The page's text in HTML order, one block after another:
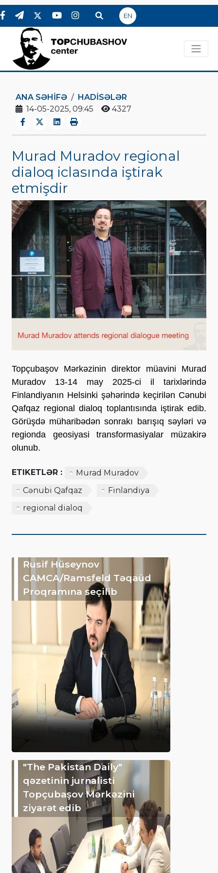
EN
ANA SƏHIFƏ
HADİSƏLƏR
14-05-2025, 09:45
4327
Murad Muradov regional
dialoq iclasında iştirak
etmişdir
Topçubaşov Mərkəzinin direktor müavini Murad
Muradov 13-14 may 2025-ci il tarixlərində
Finlandiyanın Helsinki şəhərində keçirilən Cənubi
Qafqaz regional dialoq toplantısında iştirak edib.
Görüşdə müharibədən sonrakı barışıq səyləri və
regionda geosiyasi transformasiyalar müzakirə
olunub.
ETIKETLƏR :
Murad Muradov
Cənubi Qafqaz
Finlandiya
regional dialoq
Rusif Hüseynov
CAMCA/Ramsfeld Təqaüd
Proqramına seçilib
"The Pakistan Daily"
qəzetinin jurnalisti
Topçubaşov Mərkəzini
ziyarət edib